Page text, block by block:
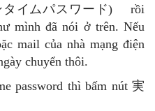
タイムパスワード) rồi
mình đã nói ở trên. Nếu
mail của nhà mạng điện
chuyển thôi.
password thì bấm nút 実